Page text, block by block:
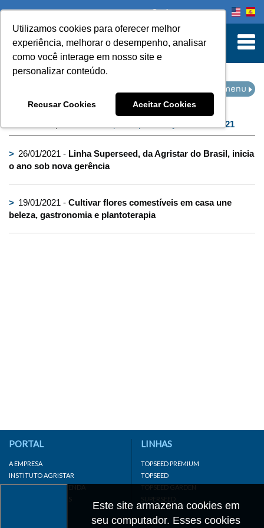
Utilizamos cookies para oferecer melhor
experiência, melhorar o desempenho, analisar
como você interage em nosso site e
personalizar conteúdo.
Recusar Cookies Aceitar Cookies
to Content
Onde comprar
janeiro de 2021
> 26/01/2021 - Linha Superseed, da Agristar do Brasil, inicia
o ano sob nova gerência
> 19/01/2021 - Cultivar flores comestíveis em casa une
beleza, gastronomia e plantoterapia
Este site armazena cookies em
seu computador. Esses cookies
PORTAL
A EMPRESA
INSTITUTO AGRISTAR
DISTRIBUIDOR/REVENDA
LINKS IMPORTANTES
LINHAS
TOPSEED PREMIUM
TOPSEED
TOPSEED GARDEN
SUPERSEED